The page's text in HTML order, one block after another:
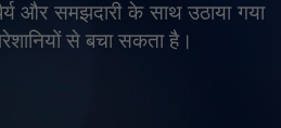
और समझदारी के साथ उठाया गया
से बचा सकता है।